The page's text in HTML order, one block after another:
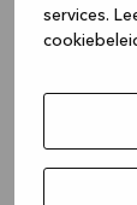
services.